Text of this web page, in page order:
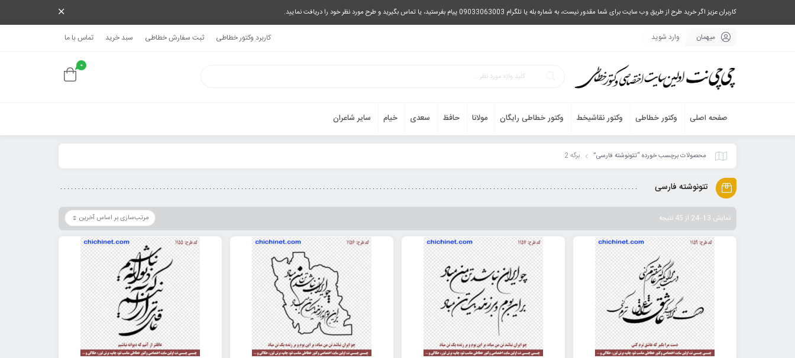
کاربران عزیز اگر خرید طرح از طریق وب سایت برای شما مقدور نیست، به شماره بله یا تلگرام 09033063003 پیام بفرستید، یا تماس بگیرید و طرح مورد نظر خود را دریافت نمایید.
میهمان وارد شوید کاربرد وکتور خطاطی ثبت سفارش خطاطی سبد خرید تماس با ما
0
صفحه اصلی وکتور خطاطی وکتور نقاشیخط وکتور خطاطی رایگان مولانا حافظ سعدی خیام سایر شاعران
محصولات برچسب خورده “تتونوشته فارسی” برگه 2
تتونوشته فارسی
نمایش 13–24 از 45 نتیجه